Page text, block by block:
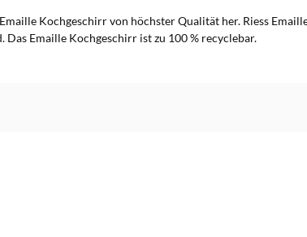
Kochgeschirr von höchster Qualität her. Riess
Emaille Kochgeschirr ist zu 100 % recyclebar.